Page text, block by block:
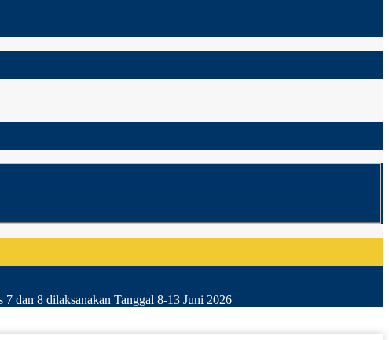
dan 8 dilaksanakan Tanggal 8-13 Juni 2026